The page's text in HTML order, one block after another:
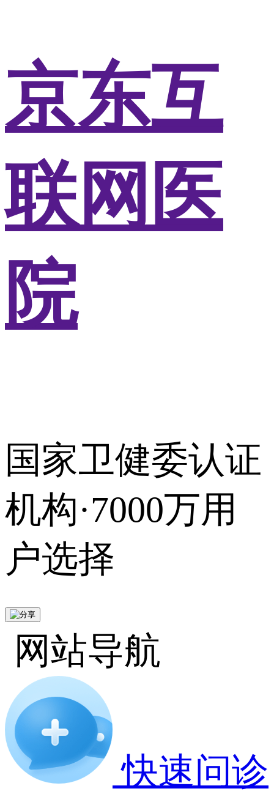
京东互
联网医
院
国家卫健委认证
机构·7000万用
户选择
网站导航
快速问诊